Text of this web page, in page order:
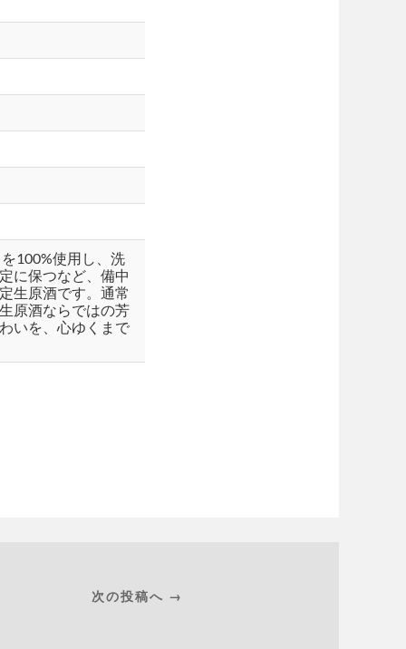
100%使用し、洗
に保つなど、備中
生原酒です。通常
原酒ならではの芳
いを、心ゆくまで
次の投稿へ →